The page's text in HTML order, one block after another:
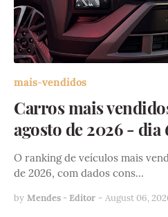
mais-vendidos
Carros mais
agosto de 2026 - dia
O ranking de veículos mais
de 2026, com dados cons…
by Mendes - Editor - August 06,